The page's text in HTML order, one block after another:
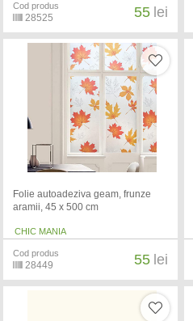
Cod produs
28525 55 lei
Folie autoadeziva geam, frunze
aramii, 45 x 500 cm
CHIC MANIA
Cod produs
28449 55 lei